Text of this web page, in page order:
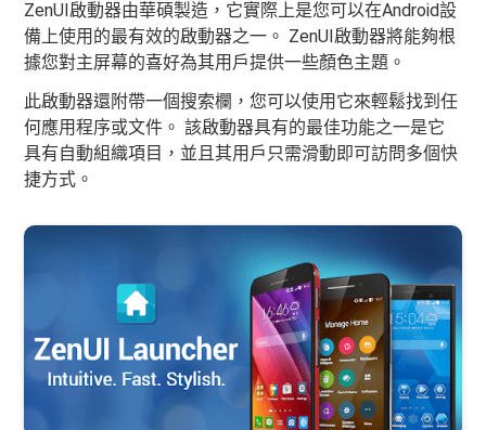
ZenUI啟動器由華碩製造，它實際上是您可以在Android設
備上使用的最有效的啟動器之一。 ZenUI啟動器將能夠根
據您對主屏幕的喜好為其用戶提供一些顏色主題。
此啟動器還附帶一個搜索欄，您可以使用它來輕鬆找到任
何應用程序或文件。 該啟動器具有的最佳功能之一是它
具有自動組織項目，並且其用戶只需滑動即可訪問多個快
捷方式。